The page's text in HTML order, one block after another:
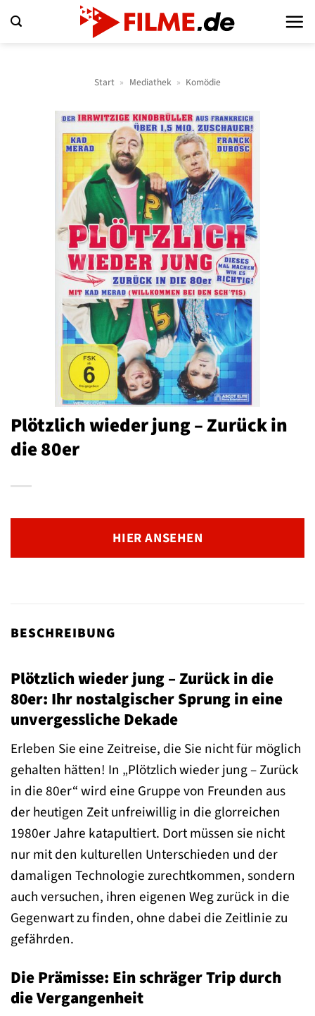
Inhalt
Start » Mediathek » Komödie
Plötzlich wieder jung – Zurück in
die 80er
HIER ANSEHEN
BESCHREIBUNG
Plötzlich wieder jung – Zurück in die
80er: Ihr nostalgischer Sprung in eine
unvergessliche Dekade
Erleben Sie eine Zeitreise, die Sie nicht für möglich
gehalten hätten! In „Plötzlich wieder jung – Zurück
in die 80er“ wird eine Gruppe von Freunden aus
der heutigen Zeit unfreiwillig in die glorreichen
1980er Jahre katapultiert. Dort müssen sie nicht
nur mit den kulturellen Unterschieden und der
damaligen Technologie zurechtkommen, sondern
auch versuchen, ihren eigenen Weg zurück in die
Gegenwart zu finden, ohne dabei die Zeitlinie zu
gefährden.
Die Prämisse: Ein schräger Trip durch
die Vergangenheit